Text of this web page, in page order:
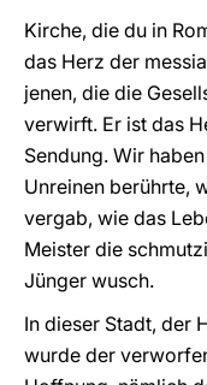
Kirche, die du in
das Herz der
jenen, die die
verwirft. Er ist das
Sendung. Wir
Unreinen berührte,
vergab, wie das
Meister die
Jünger wusch.
In dieser Stadt, der
wurde der